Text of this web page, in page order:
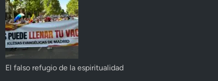
El falso refugio de la espiritualidad